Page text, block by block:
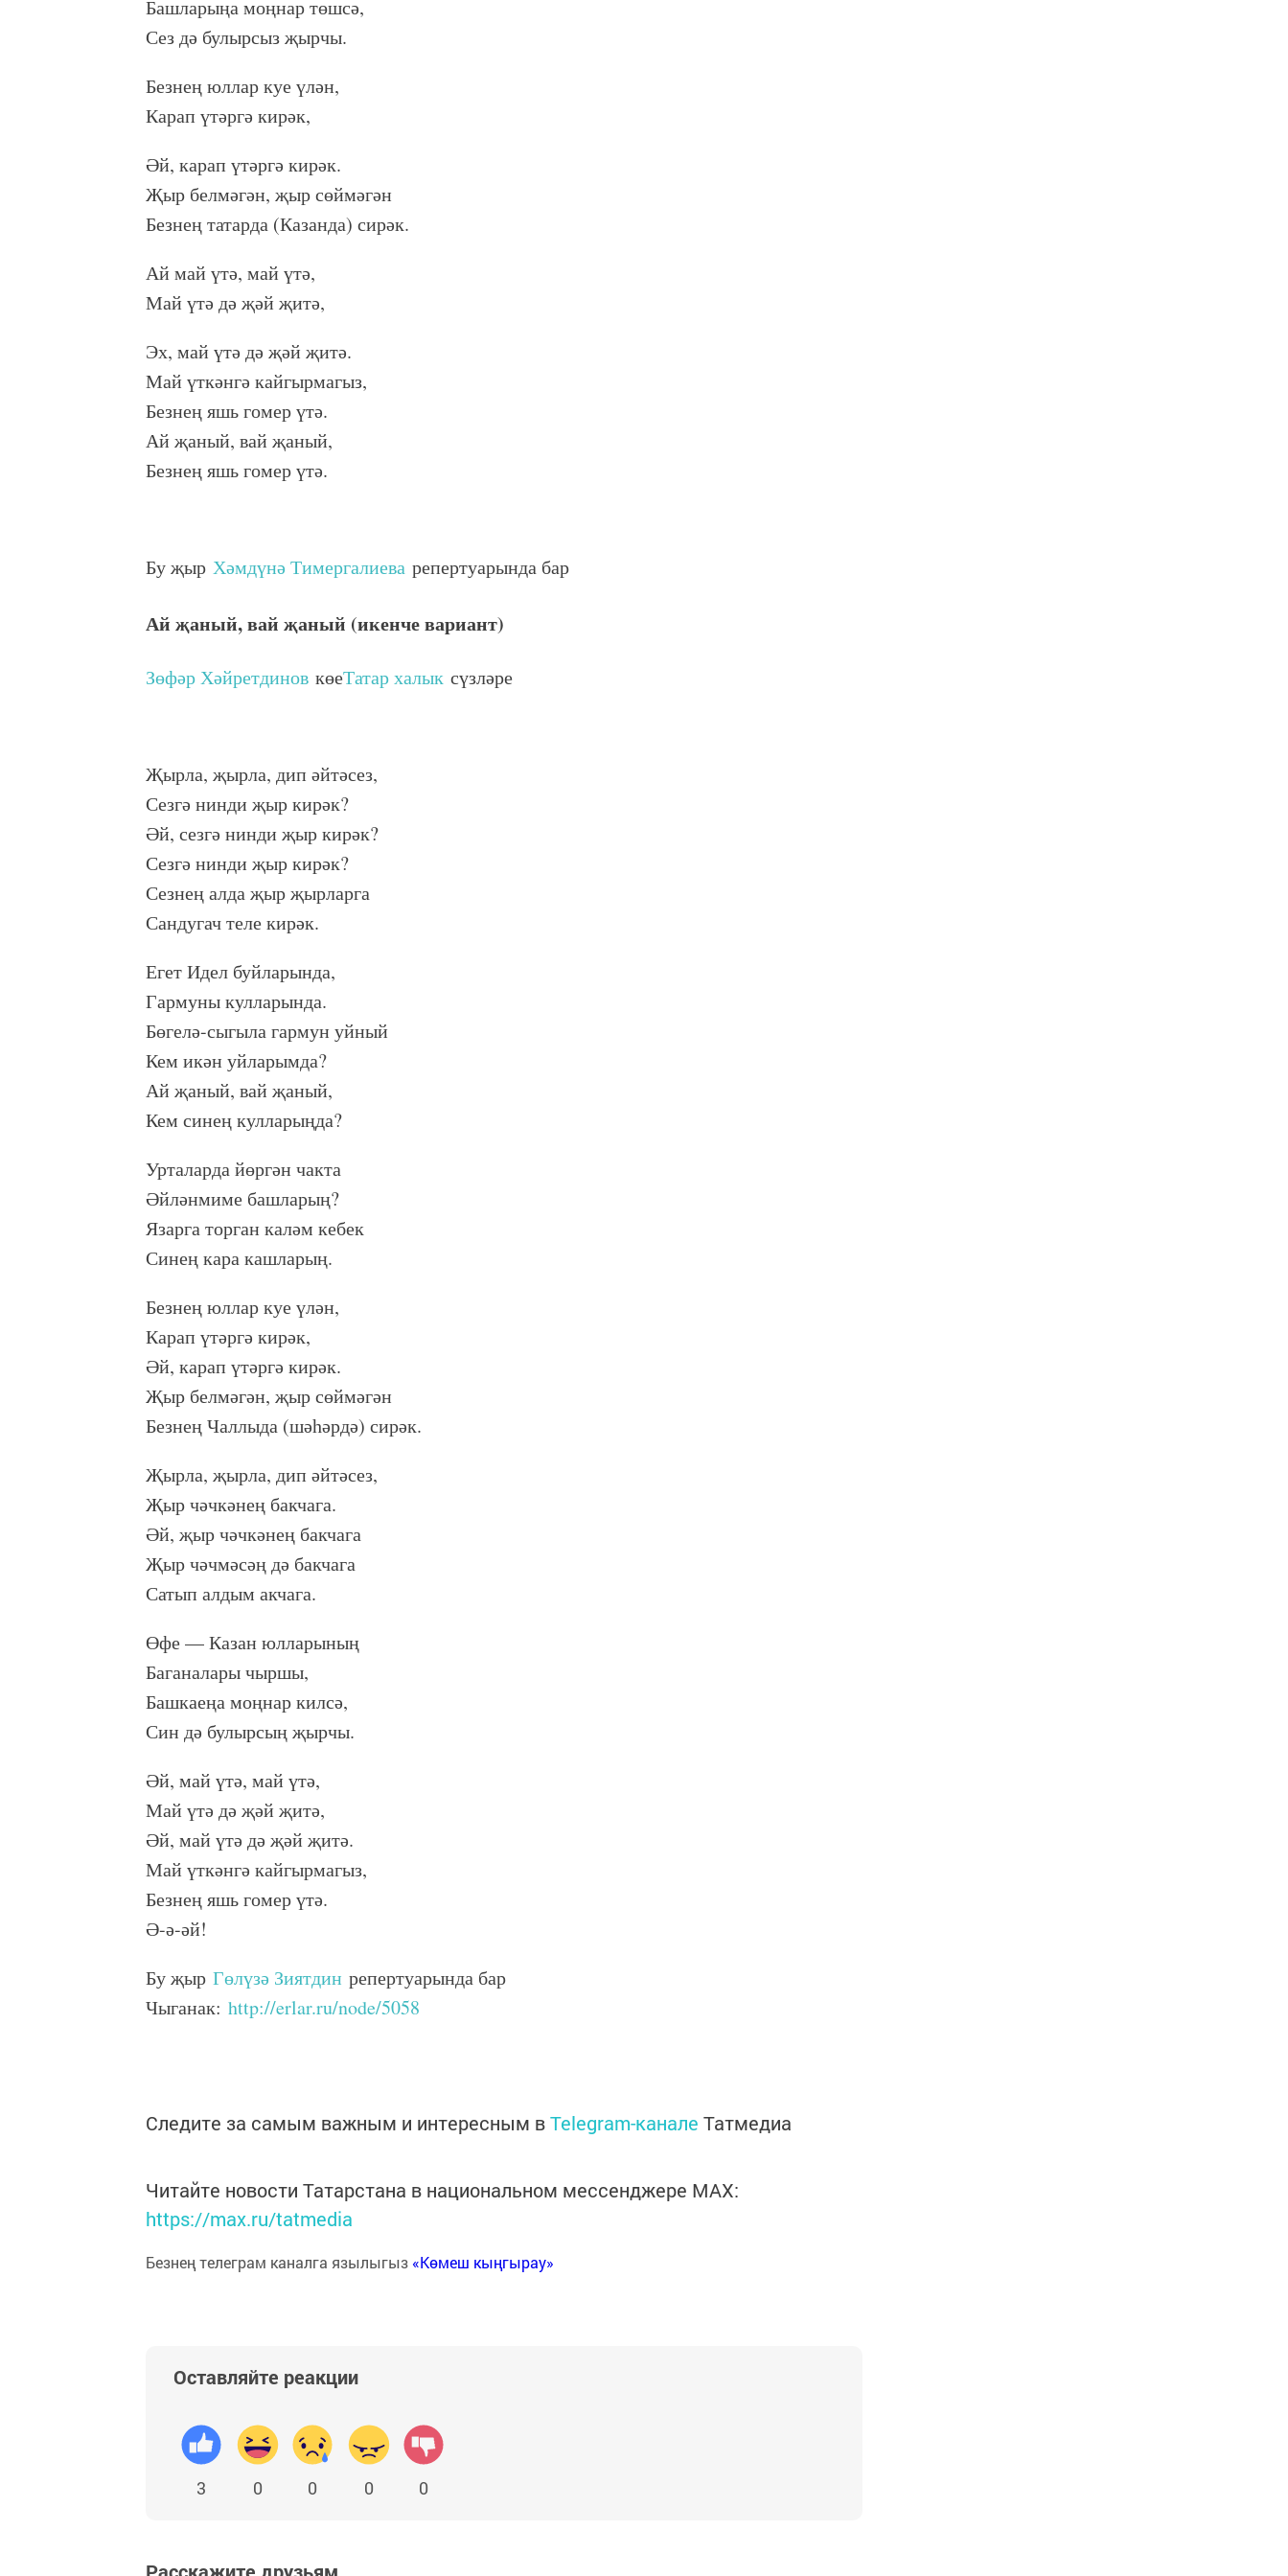
Башларыңа моңнар төшсә,
Сез дә булырсыз җырчы.
Безнең юллар куе үлән,
Карап үтәргә кирәк,
Әй, карап үтәргә кирәк.
Җыр белмәгән, җыр сөймәгән
Безнең татарда (Казанда) сирәк.
Ай май үтә, май үтә,
Май үтә дә җәй җитә,
Эх, май үтә дә җәй җитә.
Май үткәнгә кайгырмагыз,
Безнең яшь гомер үтә.
Ай җаный, вай җаный,
Безнең яшь гомер үтә.
Бу җыр Хәмдүнә Тимергалиева репертуарында бар
Ай җаный, вай җаный (икенче вариант)
Зөфәр Хәйретдинов көеТатар халык сүзләре
Җырла, җырла, дип әйтәсез,
Сезгә нинди җыр кирәк?
Әй, сезгә нинди җыр кирәк?
Сезгә нинди җыр кирәк?
Сезнең алда җыр җырларга
Сандугач теле кирәк.
Егет Идел буйларында,
Гармуны кулларында.
Бөгелә-сыгыла гармун уйный
Кем икән уйларымда?
Ай җаный, вай җаный,
Кем синең кулларыңда?
Урталарда йөргән чакта
Әйләнмиме башларың?
Язарга торган каләм кебек
Синең кара кашларың.
Безнең юллар куе үлән,
Карап үтәргә кирәк,
Әй, карап үтәргә кирәк.
Җыр белмәгән, җыр сөймәгән
Безнең Чаллыда (шәһәрдә) сирәк.
Җырла, җырла, дип әйтәсез,
Җыр чәчкәнең бакчага.
Әй, җыр чәчкәнең бакчага
Җыр чәчмәсәң дә бакчага
Сатып алдым акчага.
Өфе — Казан юлларының
Баганалары чыршы,
Башкаеңа моңнар килсә,
Син дә булырсың җырчы.
Әй, май үтә, май үтә,
Май үтә дә җәй җитә,
Әй, май үтә дә җәй җитә.
Май үткәнгә кайгырмагыз,
Безнең яшь гомер үтә.
Ә-ә-әй!
Бу җыр Гөлүзә Зиятдин репертуарында бар
Чыганак: http://erlar.ru/node/5058
Следите за самым важным и интересным вTelegram-канале Татмедиа
Читайте новости Татарстана в национальном мессенджере MАХ:
https://max.ru/tatmedia
Безнең телеграм каналга язылыгыз «Көмеш кыңгырау»
Оставляйте реакции
3 0 0 0 0
Расскажите друзьям